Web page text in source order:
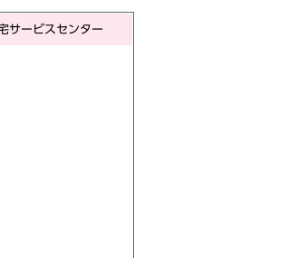
サービスセンター